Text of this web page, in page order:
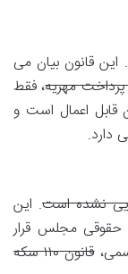
است. این قانون بیان می
مهریه، فقط
آن قابل اعمال است و
دارد.
نشده است. این
مجلس قرار
قانون ۱۱۰ سکه